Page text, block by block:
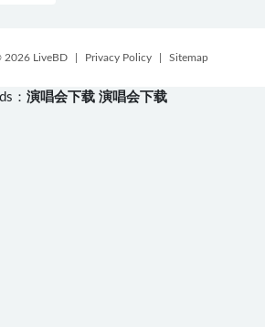
2026 LiveBD Privacy Policy Sitemap
： 演唱会下载 演唱会下载